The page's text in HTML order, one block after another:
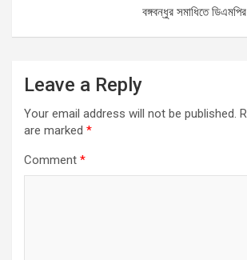
বঙ্গবন্ধুর সমাধিতে
Leave a Reply
Your email address will not be published.
are marked *
Comment *